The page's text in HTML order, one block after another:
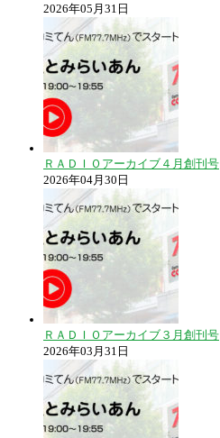
2026年05月31日
ＲＡＤＩＯアーカイブ４月創刊号
2026年04月30日
ＲＡＤＩＯアーカイブ３月創刊号
2026年03月31日